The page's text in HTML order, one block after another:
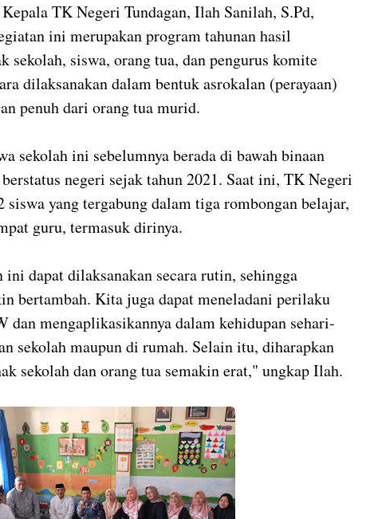
TK Negeri Tundagan, Ilah Sanilah, S.Pd,
ini merupakan program tahunan hasil
sekolah, siswa, orang tua, dan pengurus komite
dilaksanakan dalam bentuk asrokalan (perayaan)
penuh dari orang tua murid.
sekolah ini sebelumnya berada di bawah binaan
negeri sejak tahun 2021. Saat ini, TK Negeri
yang tergabung dalam tiga rombongan belajar,
guru, termasuk dirinya.
dapat dilaksanakan secara rutin, sehingga
bertambah. Kita juga dapat meneladani perilaku
dan mengaplikasikannya dalam kehidupan sehari-
sekolah maupun di rumah. Selain itu, diharapkan
sekolah dan orang tua semakin erat," ungkap Ilah.